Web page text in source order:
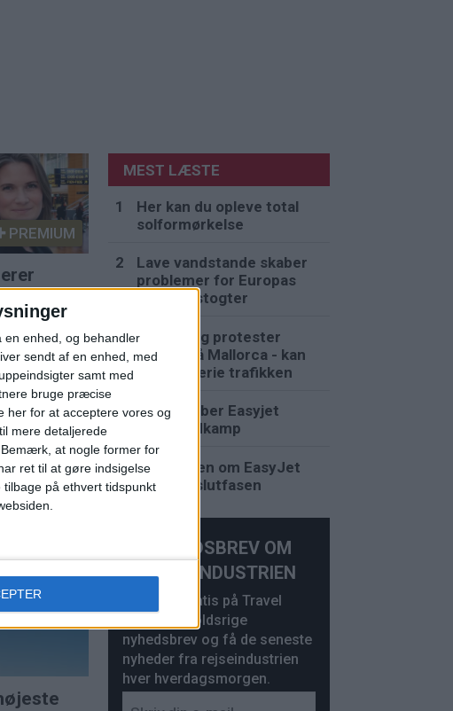
en enhed, og behandler
sendt af en enhed, med
samt med
bruge præcise
her for at acceptere vores og
mere detaljerede
at nogle former for
ret til at gøre indsigelse
på ethvert tidspunkt
PREMIUM
- kan
mest
MEST LÆSTE
Her kan du opleve total
solformørkelse
Lave vandstande skaber
problemer for Europas
flodkrydstogter
Strejke og protester
venter på Mallorca - kan
påvirke ferie trafikken
Apollo køber Easyjet
efter budkamp
Budstriden om EasyJet
går ind i slutfasen
NYHEDSBREV OM
REJSEINDUSTRIEN
Abonner gratis på Travel
News’ indholdsrige
nyhedsbrev og få de seneste
nyheder fra rejseindustrien
hver hverdagsmorgen.